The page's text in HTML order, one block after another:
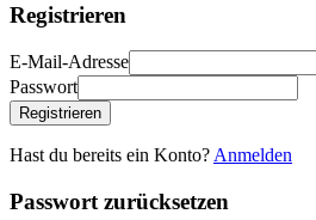
Registrieren
E-Mail-Adresse
Passwort
Registrieren
Hast du bereits ein Konto? Anmelden
Passwort zurücksetzen